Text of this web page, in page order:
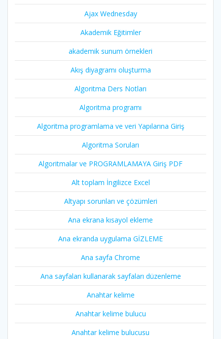
Ajax Wednesday
Akademik Eğitimler
akademik sunum örnekleri
Akış diyagramı oluşturma
Algoritma Ders Notları
Algoritma programı
Algoritma programlama ve veri Yapılarına Giriş
Algoritma Soruları
Algoritmalar ve PROGRAMLAMAYA Giriş PDF
Alt toplam İngilizce Excel
Altyapı sorunları ve çözümleri
Ana ekrana kısayol ekleme
Ana ekranda uygulama GİZLEME
Ana sayfa Chrome
Ana sayfaları kullanarak sayfaları düzenleme
Anahtar kelime
Anahtar kelime bulucu
Anahtar kelime bulucusu